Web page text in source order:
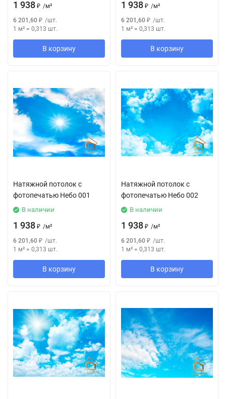
1 938 ₽ /м²
6 201,60 ₽ /шт.
1 м² = 0,313 шт.
В корзину
1 938 ₽ /м²
6 201,60 ₽ /шт.
1 м² = 0,313 шт.
В корзину
Натяжной потолок с
фотопечатью Небо 001
В наличии
1 938 ₽ /м²
6 201,60 ₽ /шт.
1 м² = 0,313 шт.
В корзину
Натяжной потолок с
фотопечатью Небо 002
В наличии
1 938 ₽ /м²
6 201,60 ₽ /шт.
1 м² = 0,313 шт.
В корзину